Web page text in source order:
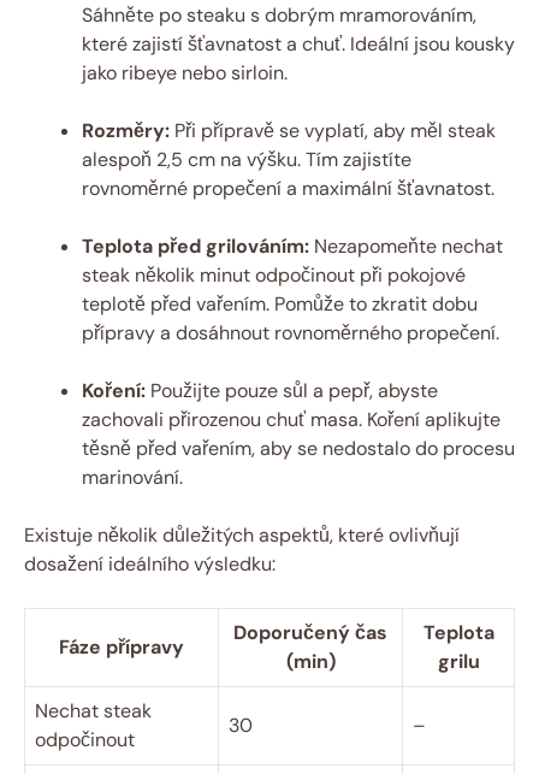
Sáhněte po steaku s dobrým mramorováním,
které zajistí šťavnatost a chuť. Ideální jsou kousky
jako ribeye nebo sirloin.
Rozměry: Při přípravě se vyplatí, aby měl steak
alespoň 2,5 cm na výšku. Tím zajistíte
rovnoměrné propečení a maximální šťavnatost.
Teplota před grilováním: Nezapomeňte nechat
steak několik minut odpočinout při pokojové
teplotě před vařením. Pomůže to zkratit dobu
přípravy a dosáhnout rovnoměrného propečení.
Koření: Použijte pouze sůl a pepř, abyste
zachovali přirozenou chuť masa. Koření aplikujte
těsně před vařením, aby se nedostalo do procesu
marinování.
Existuje několik důležitých aspektů, které ovlivňují
dosažení ideálního výsledku:
Fáze přípravy
Doporučený čas
(min)
Teplota
grilu
Nechat steak
odpočinout
30 –